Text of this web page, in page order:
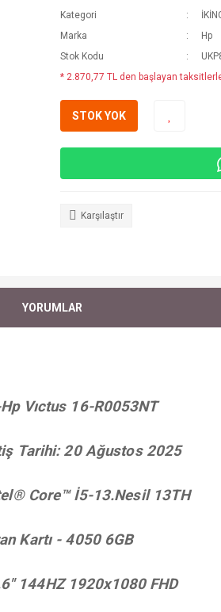
Kategori
Marka
Hp
Stok Kodu
* 2.870,77 TL den başlayan
STOK YOK
Karşılaştır
YORUMLAR
Vıctus 16-R0053NT
Tarihi: 20 Ağustos 2025
Core™ İ5-13.Nesil 13TH
Kartı - 4050 6GB
144HZ 1920x1080 FHD